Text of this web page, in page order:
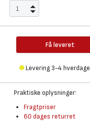
Få leveret
Levering 3-4 hverdage
Praktiske oplysninger:
Fragtpriser
60 dages returret